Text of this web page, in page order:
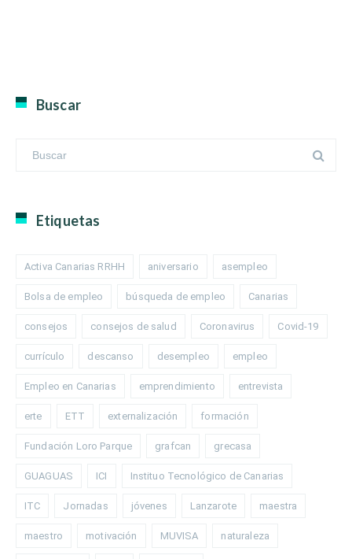
Buscar
Etiquetas
Activa Canarias RRHH aniversario asempleo
Bolsa de empleo búsqueda de empleo Canarias
consejos consejos de salud Coronavirus Covid-19
currículo descanso desempleo empleo
Empleo en Canarias emprendimiento entrevista
erte ETT externalización formación
Fundación Loro Parque grafcan grecasa
GUAGUAS ICI Instituo Tecnológico de Canarias
ITC Jornadas jóvenes Lanzarote maestra
maestro motivación MUVISA naturaleza